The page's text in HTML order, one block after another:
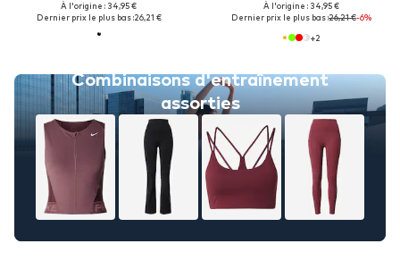
À l'origine : 34,95 €
Dernier prix le plus bas :26,21 €
Combinaisons d'entraînement
assorties
À l'origine : 34,95 €
Dernier prix le plus bas :26,21 €-6%
+2